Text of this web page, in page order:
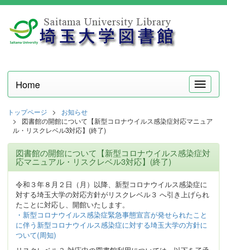
メ
ニ
Home
トップページ
お知らせ
図書館の開館について【新型コロナウイルス感染症対応マニュア
ル・リスクレベル3対応】(終了)
図書館の開館について【新型コロナウイルス感染症対
応マニュアル・リスクレベル3対応】(終了)
令和３年８月２日（月）以降、新型コロナウイルス感染症に
対する埼玉大学の対応方針がリスクレベル３ へ引き上げられ
たことに対応し、開館いたします。
・新型コロナウイルス感染症緊急事態宣言が発せられたこと
に伴う新型コロナウイルス感染症に対する埼玉大学の方針に
ついて(周知)